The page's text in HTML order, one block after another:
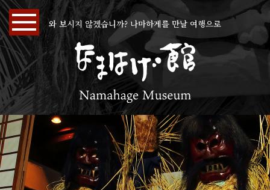
와 보시지 않겠습니까? 나마하게를 만날 여행으로